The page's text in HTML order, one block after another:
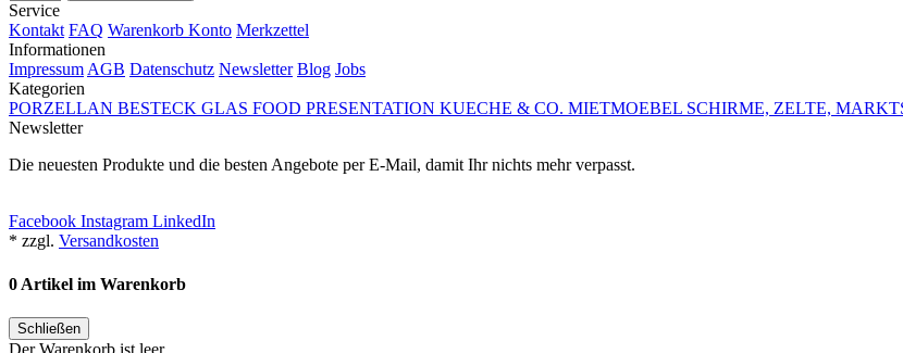
Service
Kontakt FAQ Warenkorb Konto Merkzettel
Informationen
Impressum AGB Datenschutz Newsletter Blog Jobs
Kategorien
PORZELLAN BESTECK GLAS FOOD PRESENTATION KUECHE & CO. MIETMOEBEL SCHIRME, ZELTE,
Newsletter
Die neuesten Produkte und die besten Angebote per E-Mail, damit Ihr nichts mehr verpasst.
Facebook Instagram LinkedIn
* zzgl. Versandkosten
0 Artikel im Warenkorb
Schließen
Der Warenkorb ist leer.